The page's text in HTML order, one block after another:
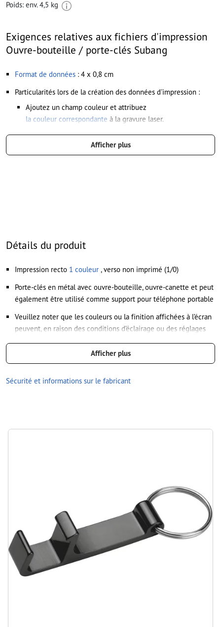
Poids: env.4,5 kg
Exigences relatives aux fichiers d'impression
Ouvre-bouteille / porte-clés Subang
Format de données : 4 x 0,8 cm
Particularités lors de la création des données d'impression :
Ajoutez un champ couleur et attribuez
la couleur correspondante à la gravure laser.
dénomination du champ couleur : „Laser“
conviennent pas
lesdonnées vectoriellesdans notre espace Aide / F.A.Q.
Nous ne vérifions pas lesfautes d'orthographe et de syntaxe
Comment créer correctement des fichiers d'impression?
Afficher plus
Détails du produit
Impression recto 1 couleur , verso non imprimé (1/0)
Porte-clés en métal avec ouvre-bouteille, ouvre-canette et peut
également être utilisé comme support pour téléphone portable
Veuillez noter que les couleurs ou la finition affichées à l’écran
peuvent, en raison des conditions d’éclairage ou des réglages
dimensions : 7,5 x 1 x 1,5 cm
Traitement: Gravure laser
Afficher plus
Sécurité et informations sur le fabricant